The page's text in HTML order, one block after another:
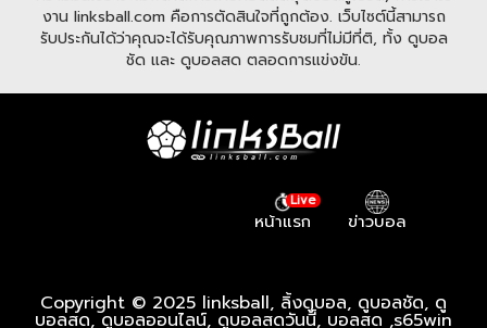
งาน linksball.com คือการตัดสินใจที่ถูกต้อง. เว็บไซต์นี้สามารถ
รับประกันได้ว่าคุณจะได้รับคุณภาพการรับชมที่ไม่มีที่ติ, ทั้ง ดูบอล
ชัด และ ดูบอลสด ตลอดการแข่งขัน.
ข่าวบอล
Live
หน้าแรก
Copyright © 2025 linksball, ลิ้งดูบอล, ดูบอลชัด, ดู
บอลสด, ดูบอลออนไลน์, ดูบอลสดวันนี้, บอลสด ,s65win